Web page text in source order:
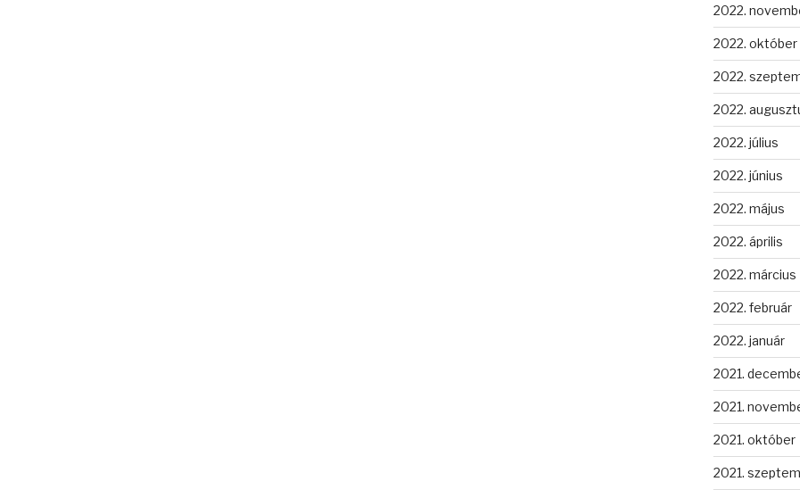
2022.
2022. október
2022.
2022.
2022. július
2022. június
2022. május
2022. április
2022. március
2022. február
2022. január
2021.
2021.
2021. október
2021.